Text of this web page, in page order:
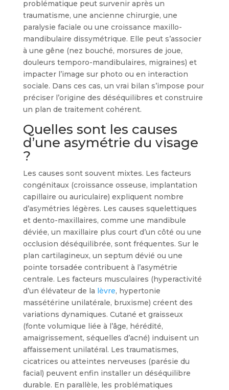
problématique peut survenir après un
traumatisme, une ancienne chirurgie, une
paralysie faciale ou une croissance maxillo-
mandibulaire dissymétrique. Elle peut s’associer
à une gêne (nez bouché, morsures de joue,
douleurs temporo-mandibulaires, migraines) et
impacter l’image sur photo ou en interaction
sociale. Dans ces cas, un vrai bilan s’impose pour
préciser l’origine des déséquilibres et construire
un plan de traitement cohérent.
Quelles sont les causes
d’une asymétrie du visage
?
Les causes sont souvent mixtes. Les facteurs
congénitaux (croissance osseuse, implantation
capillaire ou auriculaire) expliquent nombre
d’asymétries légères. Les causes squelettiques
et dento-maxillaires, comme une mandibule
déviée, un maxillaire plus court d’un côté ou une
occlusion déséquilibrée, sont fréquentes. Sur le
plan cartilagineux, un septum dévié ou une
pointe torsadée contribuent à l’asymétrie
centrale. Les facteurs musculaires (hyperactivité
d’un élévateur de la lèvre, hypertonie
massétérine unilatérale, bruxisme) créent des
variations dynamiques. Cutané et graisseux
(fonte volumique liée à l’âge, hérédité,
amaigrissement, séquelles d’acné) induisent un
affaissement unilatéral. Les traumatismes,
cicatrices ou atteintes nerveuses (parésie du
facial) peuvent enfin installer un déséquilibre
durable. En parallèle, les problématiques